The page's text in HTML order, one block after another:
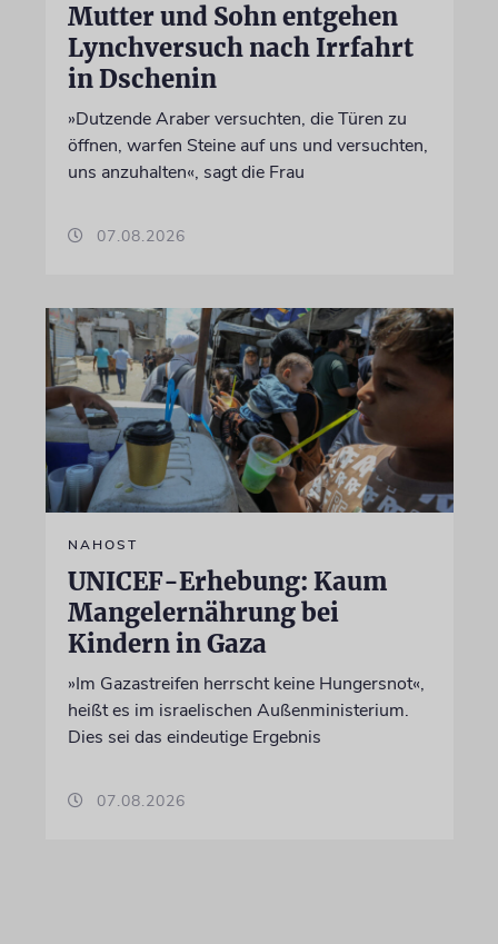
Mutter und Sohn entgehen
Lynchversuch nach Irrfahrt
in Dschenin
»Dutzende Araber versuchten, die Türen zu
öffnen, warfen Steine auf uns und versuchten,
uns anzuhalten«, sagt die Frau
07.08.2026
NAHOST
UNICEF-Erhebung: Kaum
Mangelernährung bei
Kindern in Gaza
»Im Gazastreifen herrscht keine Hungersnot«,
heißt es im israelischen Außenministerium.
Dies sei das eindeutige Ergebnis
07.08.2026